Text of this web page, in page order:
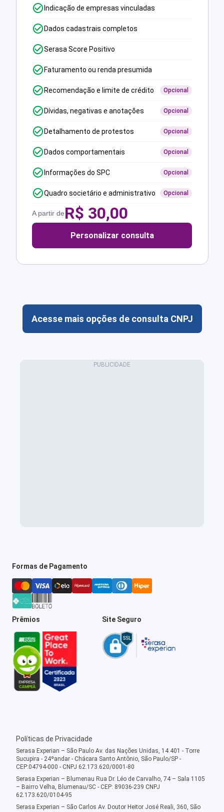
Indicação de empresas vinculadas
Dados cadastrais completos
Serasa Score Positivo
Faturamento ou renda presumida
Recomendação e limite de crédito Opcional
Dívidas, negativas e anotações Opcional
Detalhamento de protestos Opcional
Dados comportamentais Opcional
Informações do SPC Opcional
Quadro societário e administrativo Opcional
A partir deR$ 30,00
Personalizar consulta
Acesse mais opções de consulta CNPJ
Formas de Pagamento
Prêmios Site Seguro
Políticas de Privacidade
Serasa Experian – São Paulo Av. das Nações Unidas, 14.401 - Torre
Sucupira - 24ºandar - Chácara Santo Antônio, São Paulo/SP -
CEP:04794-000 - CNPJ 62.173.620/0001-80
Serasa Experian – Blumenau Rua Dr. Léo de Carvalho, 74 – Sala 1105
– Bairro Velha, Blumenau/SC - CEP: 89036-239 CNPJ
62.173.620/0104-95
Serasa Experian – São Carlos Av. Doutor Heitor José Reali, 360, São